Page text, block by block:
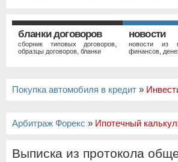
бланки договоров
сборник типовых договоров,
образцы договоров, бланки
новости
новости из
финансов,
Покупка автомобиля в кредит »
Арбитраж Форекс » Ипотечный
Выписка из протокола